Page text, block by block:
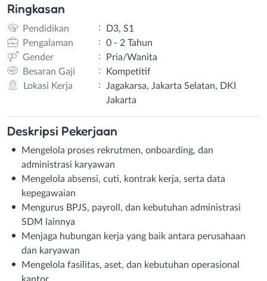
Ringkasan
Pendidikan :
D3, S1
Pengalaman
:
0 - 2 Tahun
Gender
:
Pria/Wanita
Besaran Gaji
:
Kompetitif
Lokasi Kerja
:
Jagakarsa, Jakarta Selatan, DKI
Jakarta
Deskripsi Pekerjaan
Mengelola proses rekrutmen, onboarding, dan
administrasi karyawan
Mengelola absensi, cuti, kontrak kerja, serta data
kepegawaian
Mengurus BPJS, payroll, dan kebutuhan administrasi
SDM lainnya
Menjaga hubungan kerja yang baik antara perusahaan
dan karyawan
Mengelola fasilitas, aset, dan kebutuhan operasional
kantor